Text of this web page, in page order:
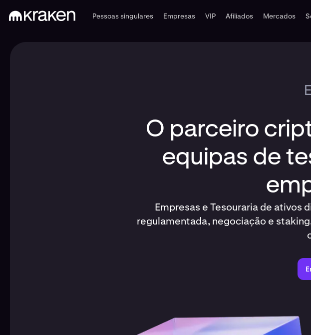
Pessoas singulares Empresas VIP Afiliados Mercados
O parceiro
equipas de
Empresas e Tesouraria de ativos
regulamentada, negociação e